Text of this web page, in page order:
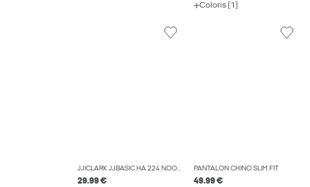
Coloris (1)
JJICLARK JJBASIC HA 224 NOOS COUPE REGULAR
29.99 €
PANTALON CHINO SLIM FIT
49.99 €